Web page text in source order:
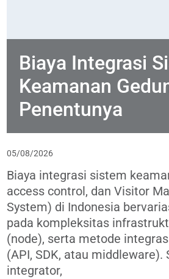
Biaya Integrasi
Keamanan
Penentunya
05/08/2026
Biaya integrasi sistem
access control, dan Visitor
System) di Indonesia
pada kompleksitas
(node), serta metode
(API, SDK, atau middleware).
integrator,